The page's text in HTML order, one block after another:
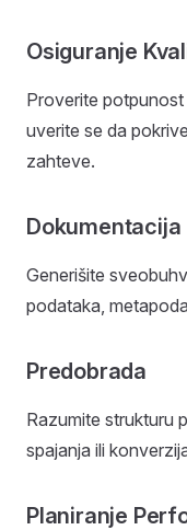
Osiguranje
Proverite
uverite se da
zahteve.
Dokumentacija
Generišite
podataka,
Predobrada
Razumite strukturu
spajanja ili
Planiranje